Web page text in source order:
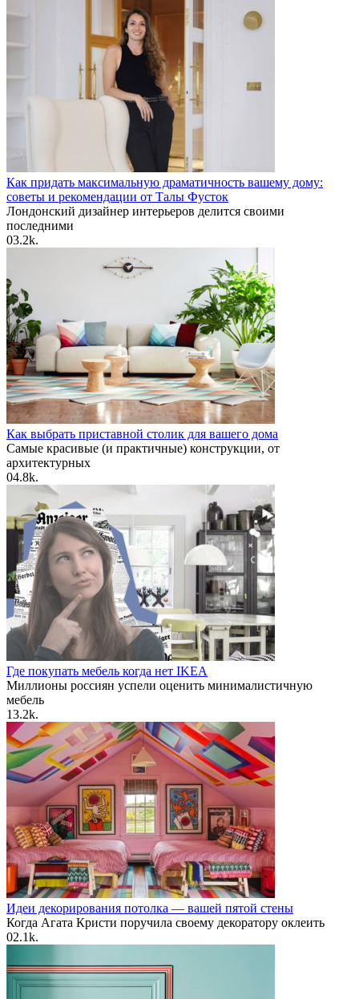
Как придать максимальную драматичность вашему дому:
советы и рекомендации от Талы Фусток
Лондонский дизайнер интерьеров делится своими
последними
03.2k.
Как выбрать приставной столик для вашего дома
Самые красивые (и практичные) конструкции, от
архитектурных
04.8k.
Где покупать мебель когда нет IKEA
Миллионы россиян успели оценить минималистичную
мебель
13.2k.
Идеи декорирования потолка — вашей пятой стены
Когда Агата Кристи поручила своему декоратору оклеить
02.1k.